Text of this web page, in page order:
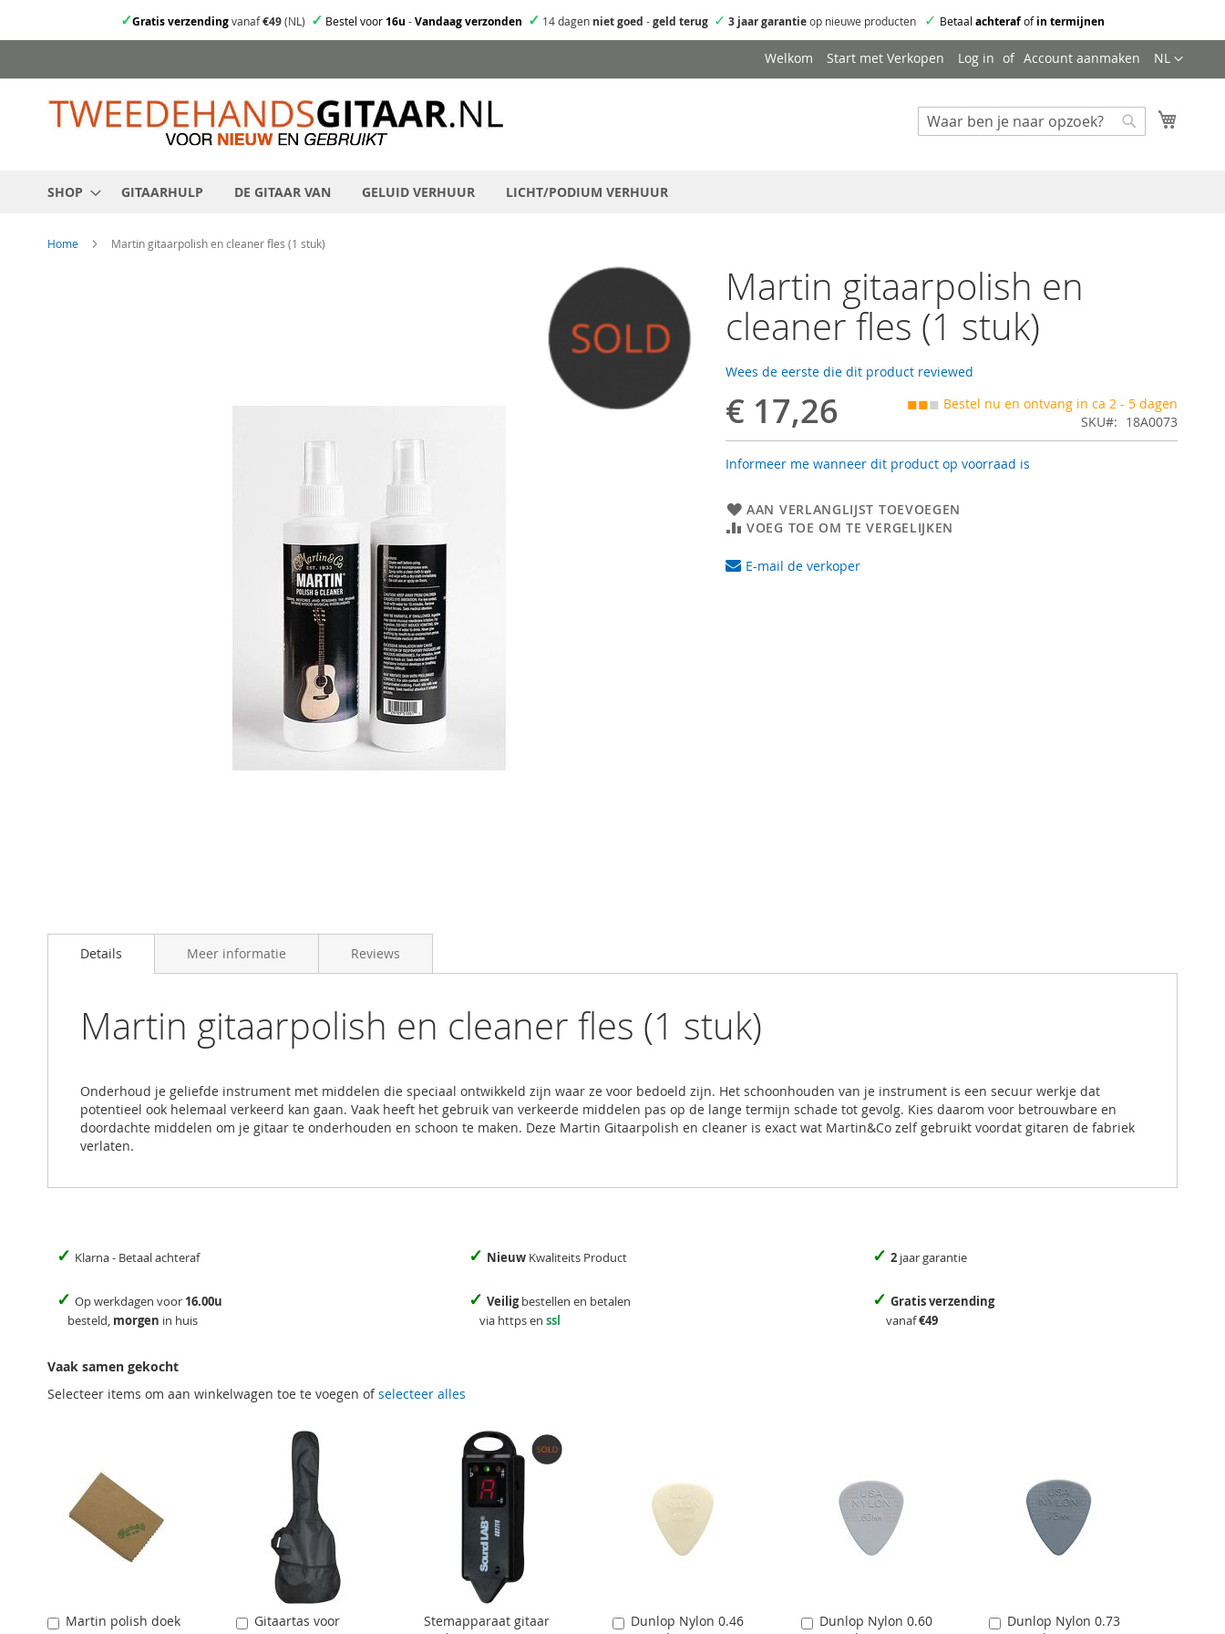
✓Gratis verzendingvanaf€49(NL) ✓ Bestel voor16u -Vandaag verzonden ✓ 14 dagen niet goed -geld terug ✓ 3 jaar garantieop nieuwe producten ✓ Betaal achterafofin termijnen
direct
naar
de
Taal
NL
Welkom Start met Verkopen Log in Account aanmaken
Zoeken
SHOP GITAARHULP DE GITAAR VAN GELUID VERHUUR LICHT/PODIUM VERHUUR
Home Martin gitaarpolish en cleaner fles (1 stuk)
Martin gitaarpolish en
cleaner fles (1 stuk)
Wees de eerste die dit product reviewed
€ 17,26 ◼◼◼ Bestel nu en ontvang in ca 2 - 5 dagen
SKU
18A0073
Informeer me wanneer dit product op voorraad is
AAN VERLANGLIJST TOEVOEGEN
VOEG TOE OM TE VERGELIJKEN
E-mail de verkoper
to
images
Details
Martin gitaarpolish en cleaner fles (1 stuk)
Onderhoud je geliefde instrument met middelen die speciaal ontwikkeld zijn waar ze voor bedoeld zijn. Het schoonhouden van je instrument is een secuur werkje dat
potentieel ook helemaal verkeerd kan gaan. Vaak heeft het gebruik van verkeerde middelen pas op de lange termijn schade tot gevolg. Kies daarom voor betrouwbare en
doordachte middelen om je gitaar te onderhouden en schoon te maken. Deze Martin Gitaarpolish en cleaner is exact wat Martin&Co zelf gebruikt voordat gitaren de fabriek
verlaten.
Meer informatie Reviews
✓ Klarna - Betaal achteraf ✓ Nieuw Kwaliteits Product ✓ 2 jaar garantie
✓ Op werkdagen voor 16.00u
besteld, morgen in huis
✓ Veiligbestellen en betalen
via https en ssl
✓ Gratis verzending
vanaf€49
Vaak samen gekocht
Selecteer items om aan winkelwagen toe te voegen ofselecteer alles
Martin polish doek
Aan
Gitaartas voor
Aan
Stemapparaat gitaar
Dunlop Nylon 0.46
Aan
Dunlop Nylon 0.60
Aan
Dunlop Nylon 0.73
Aan